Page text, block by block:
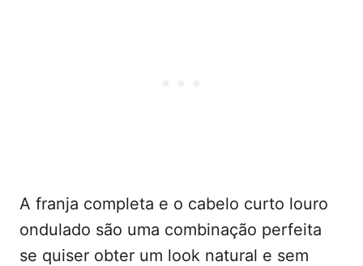
A franja completa e o cabelo curto louro
ondulado são uma combinação perfeita
se quiser obter um look natural e sem